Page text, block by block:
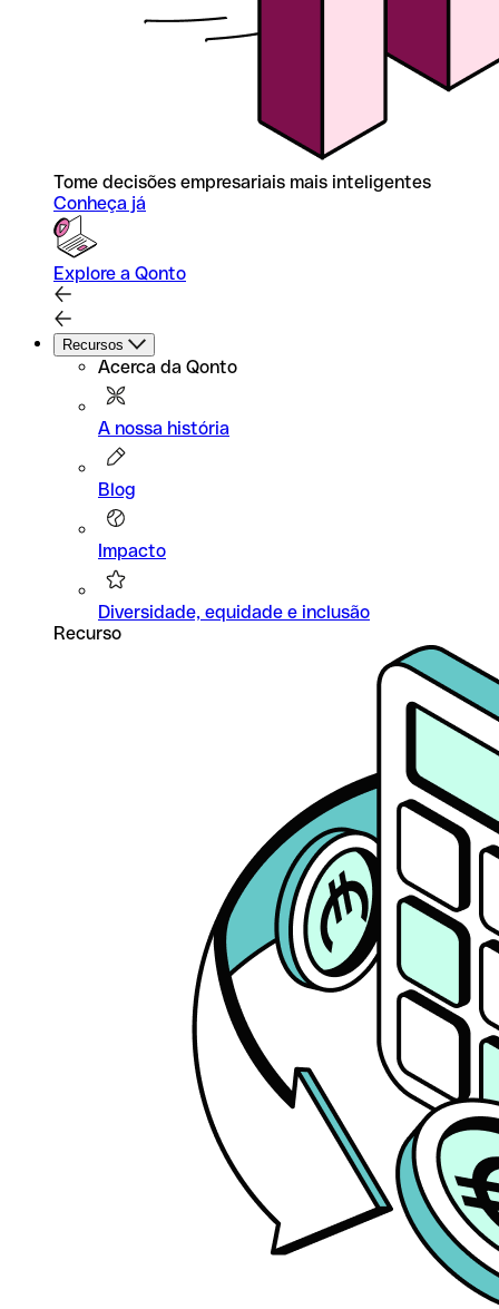
Tome decisões empresariais mais inteligentes
Conheça já
Explore a Qonto
Recursos
Acerca da Qonto
A nossa história
Blog
Impacto
Diversidade, equidade e inclusão
Recurso